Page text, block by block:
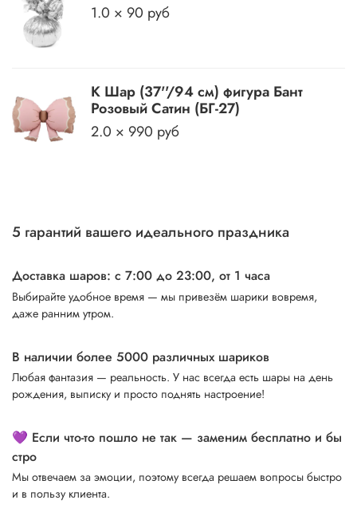
1.0 × 90 руб
К Шар (37''/94 см) фигура Бант
Розовый Сатин (БГ-27)
2.0 × 990 руб
5 гарантий вашего идеального праздника
Доставка шаров: с 7:00 до 23:00, от 1 часа
Выбирайте удобное время — мы привезём шарики вовремя,
даже ранним утром.
В наличии более 5000 различных шариков
Любая фантазия — реальность. У нас всегда есть шары на день
рождения, выписку и просто поднять настроение!
💜 Если что-то пошло не так — заменим бесплатно и бы
стро
Мы отвечаем за эмоции, поэтому всегда решаем вопросы быстро
и в пользу клиента.